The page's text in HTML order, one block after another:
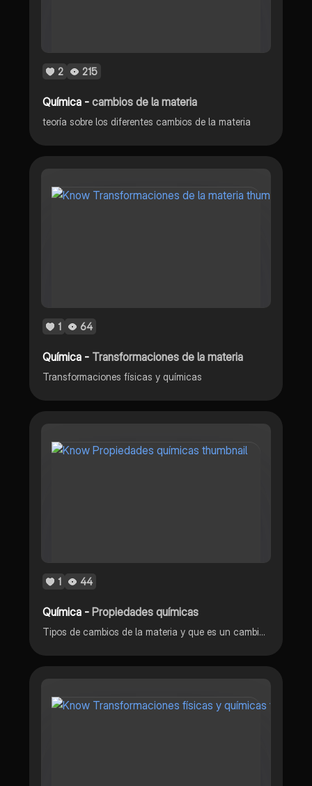
2 215
Química -cambios de la materia
teoría sobre los diferentes cambios de la materia
1 64
Química - Transformaciones de la materia
Transformaciones físicas y químicas
1 44
Química -Propiedades químicas
Tipos de cambios de la materia y que es un cambios físico y quimico